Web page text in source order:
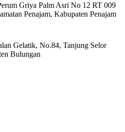
Griya Palm Asri No 12 RT 009
Penajam, Kabupaten Penajam
Gelatik, No.84, Tanjung Selor
Bulungan